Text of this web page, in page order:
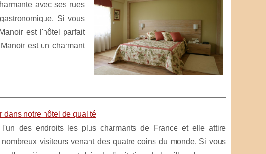
avec ses rues
Si vous
est l'hôtel parfait
est un charmant
dans notre hôtel de qualité
l'un des endroits les plus charmants de France et elle attire
visiteurs venant des quatre coins du monde. Si vous